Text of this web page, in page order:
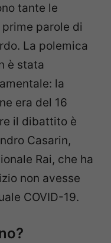
tante le
parole di
La polemica
è stata
la
era del 16
il dibattito è
Casarin,
Rai, che ha
non avesse
COVID-19.